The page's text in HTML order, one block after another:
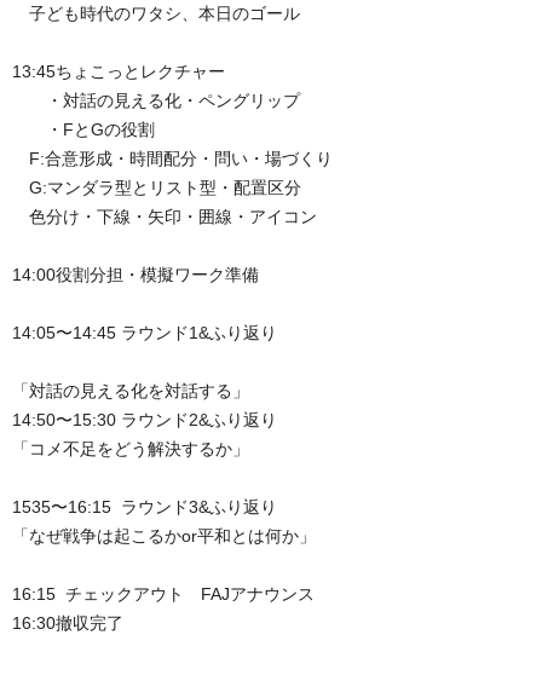
子ども時代のワタシ、本日のゴール
13:45ちょこっとレクチャー
・対話の見える化・ペングリップ
・FとGの役割
F:合意形成・時間配分・問い・場づくり
G:マンダラ型とリスト型・配置区分
色分け・下線・矢印・囲線・アイコン
14:00役割分担・模擬ワーク準備
14:05〜14:45 ラウンド1&ふり返り
「対話の見える化を対話する」
14:50〜15:30 ラウンド2&ふり返り
「コメ不足をどう解決するか」
1535〜16:15 ラウンド3&ふり返り
「なぜ戦争は起こるかor平和とは何か」
16:15 チェックアウト FAJアナウンス
16:30撤収完了